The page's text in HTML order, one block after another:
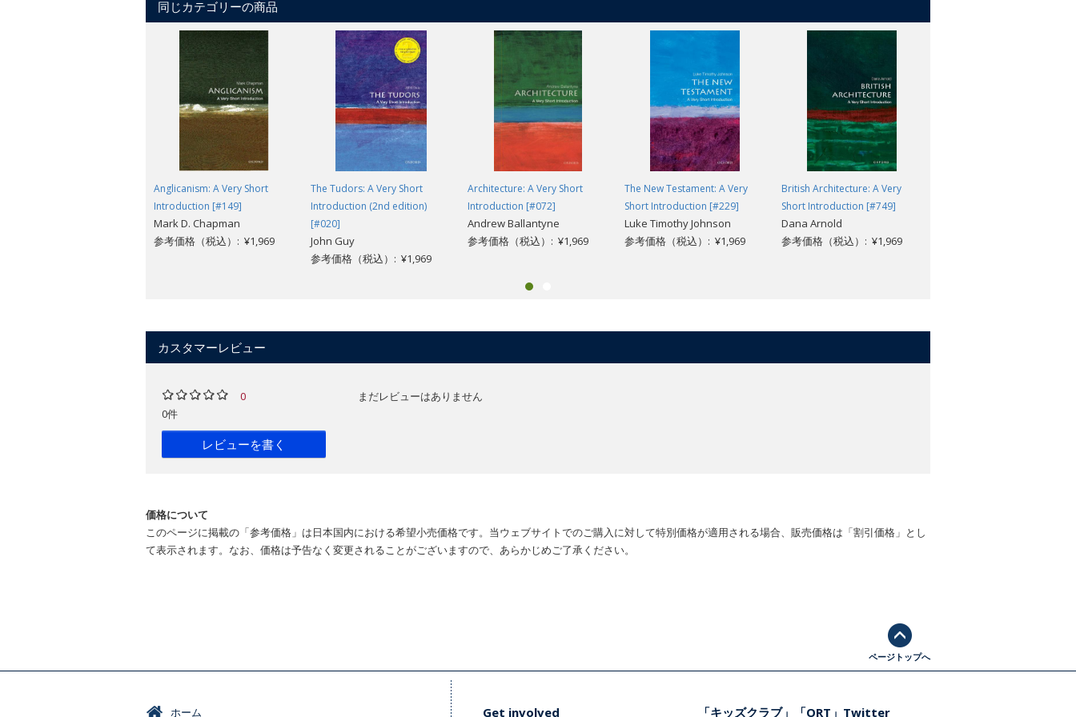
同じカテゴリーの商品
Anglicanism: A Very Short
Introduction [#149]
Mark D. Chapman
参考価格（税込）: ¥1,969
The Tudors: A Very Short
Introduction (2nd edition)
[#020]
John Guy
参考価格（税込）: ¥1,969
Architecture: A Very Short
Introduction [#072]
Andrew Ballantyne
参考価格（税込）: ¥1,969
The New Testament: A Very
Short Introduction [#229]
Luke Timothy Johnson
参考価格（税込）: ¥1,969
British Architecture: A Very
Short Introduction [#749]
Dana Arnold
参考価格（税込）: ¥1,969
カスタマーレビュー
0
0件
レビューを書く
まだレビューはありません
価格について
このページに掲載の「参考価格」は日本国内における希望小売価格です。当ウェブサイトでのご購入に対して特別価格が適用される場合、販売価格は「割引価格」とし
て表示されます。なお、価格は予告なく変更されることがございますので、あらかじめご了承ください。
ページトップへ
ホーム Get involved 「キッズクラブ」「ORT」Twitter